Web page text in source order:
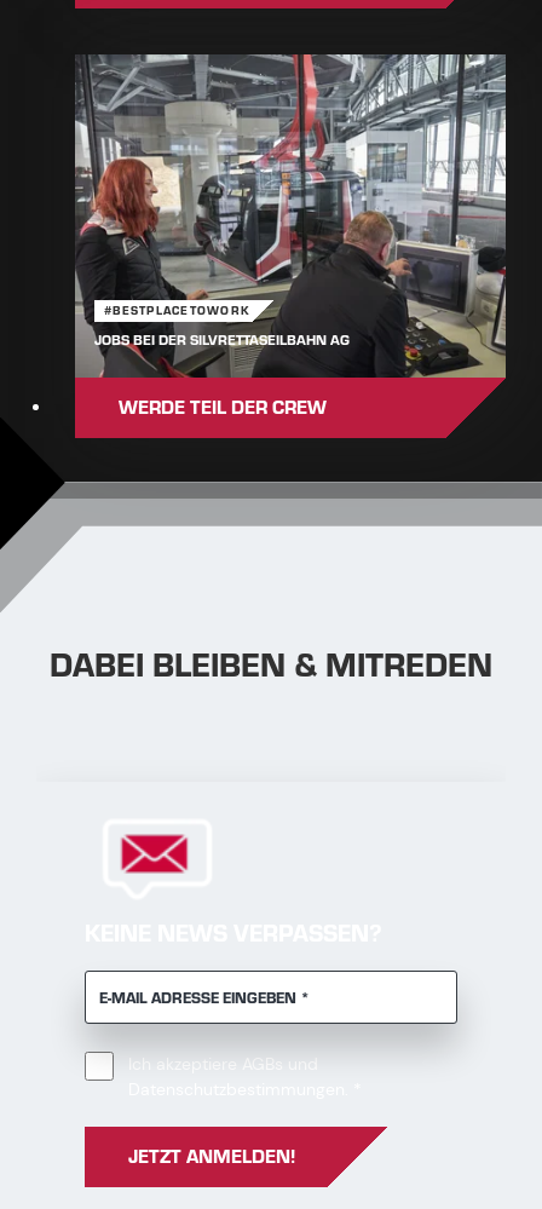
#BESTPLACETOWORK
JOBS BEI DER SILVRETTASEILBAHN AG
WERDE TEIL DER CREW
DABEI BLEIBEN & MITREDEN
E-MAIL ADRESSE EINGEBEN *
Ich akzeptiere AGBs und ​​​​​​​
JETZT ANMELDEN!